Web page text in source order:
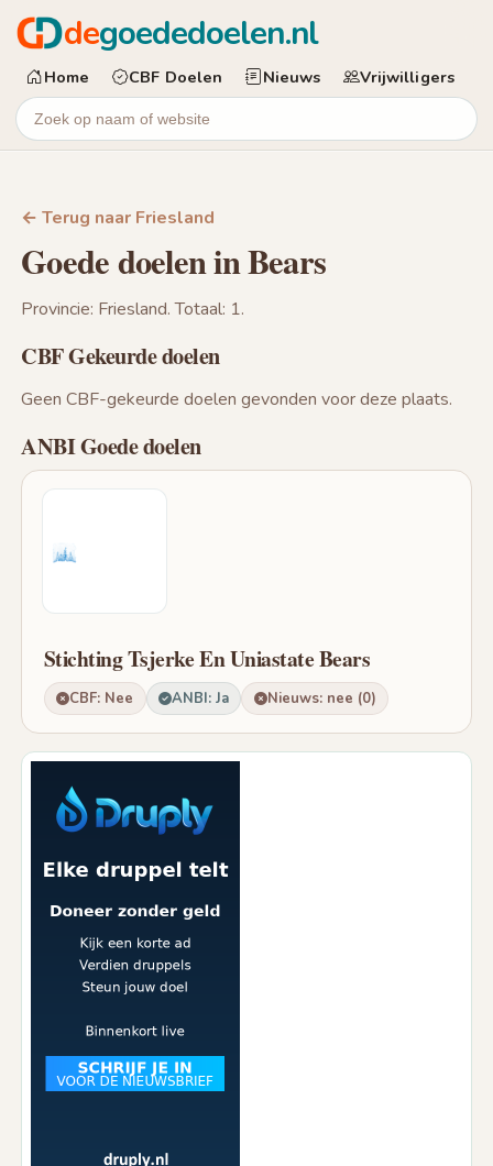
degoededoelen.nl
Home CBF Doelen Nieuws Vrijwilligers
← Terug naar Friesland
Goede doelen in Bears
Provincie: Friesland. Totaal: 1.
CBF Gekeurde doelen
Geen CBF-gekeurde doelen gevonden voor deze plaats.
ANBI Goede doelen
Stichting Tsjerke En Uniastate Bears
CBF: Nee ANBI: Ja Nieuws: nee (0)